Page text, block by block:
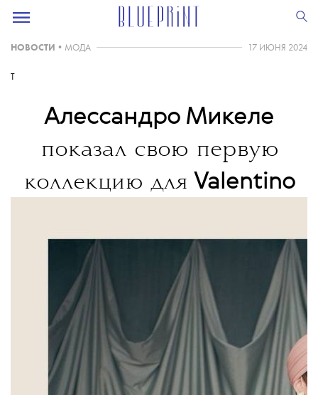
НОВОСТИ • МОДА 17 ИЮНЯ 2024
T
Алессандро Микеле
показал свою первую
коллекцию для Valentino